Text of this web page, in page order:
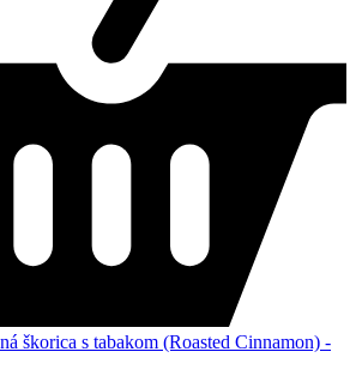
škorica s tabakom (Roasted Cinnamon) -